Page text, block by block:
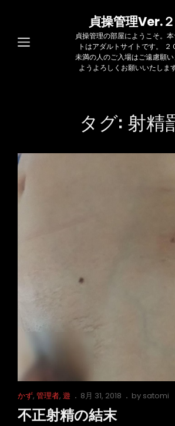
貞操管理Ver.２
貞操管理の部屋にようこそ。本
トはアダルトサイトです。 ２
未満の人のご入場はご遠慮願
ようよろしくお願いいたします
タグ: 射精
Cat
Links
かず, 管理者, 遊
Posted
on
8月 31, 2018 by satomi
不正射精の結末